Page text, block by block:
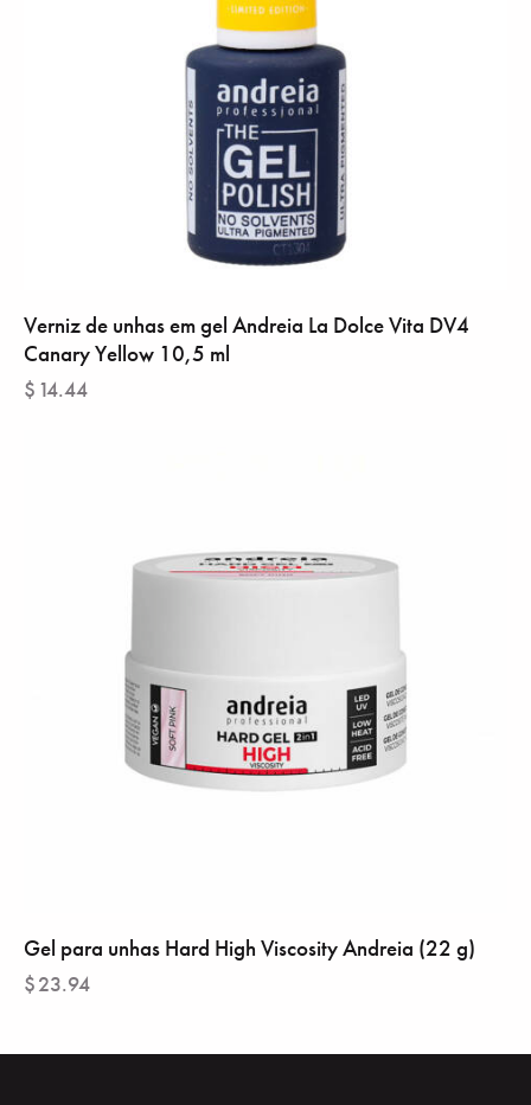
Verniz de unhas em gel Andreia La Dolce Vita DV4
Canary Yellow 10,5 ml
$ 14.44
Gel para unhas Hard High Viscosity Andreia (22 g)
$23.94